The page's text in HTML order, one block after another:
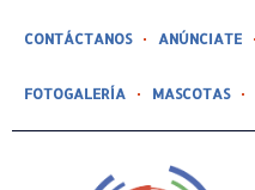
CONTÁCTANOS ANÚNCIATE
FOTOGALERÍA MASCOTAS